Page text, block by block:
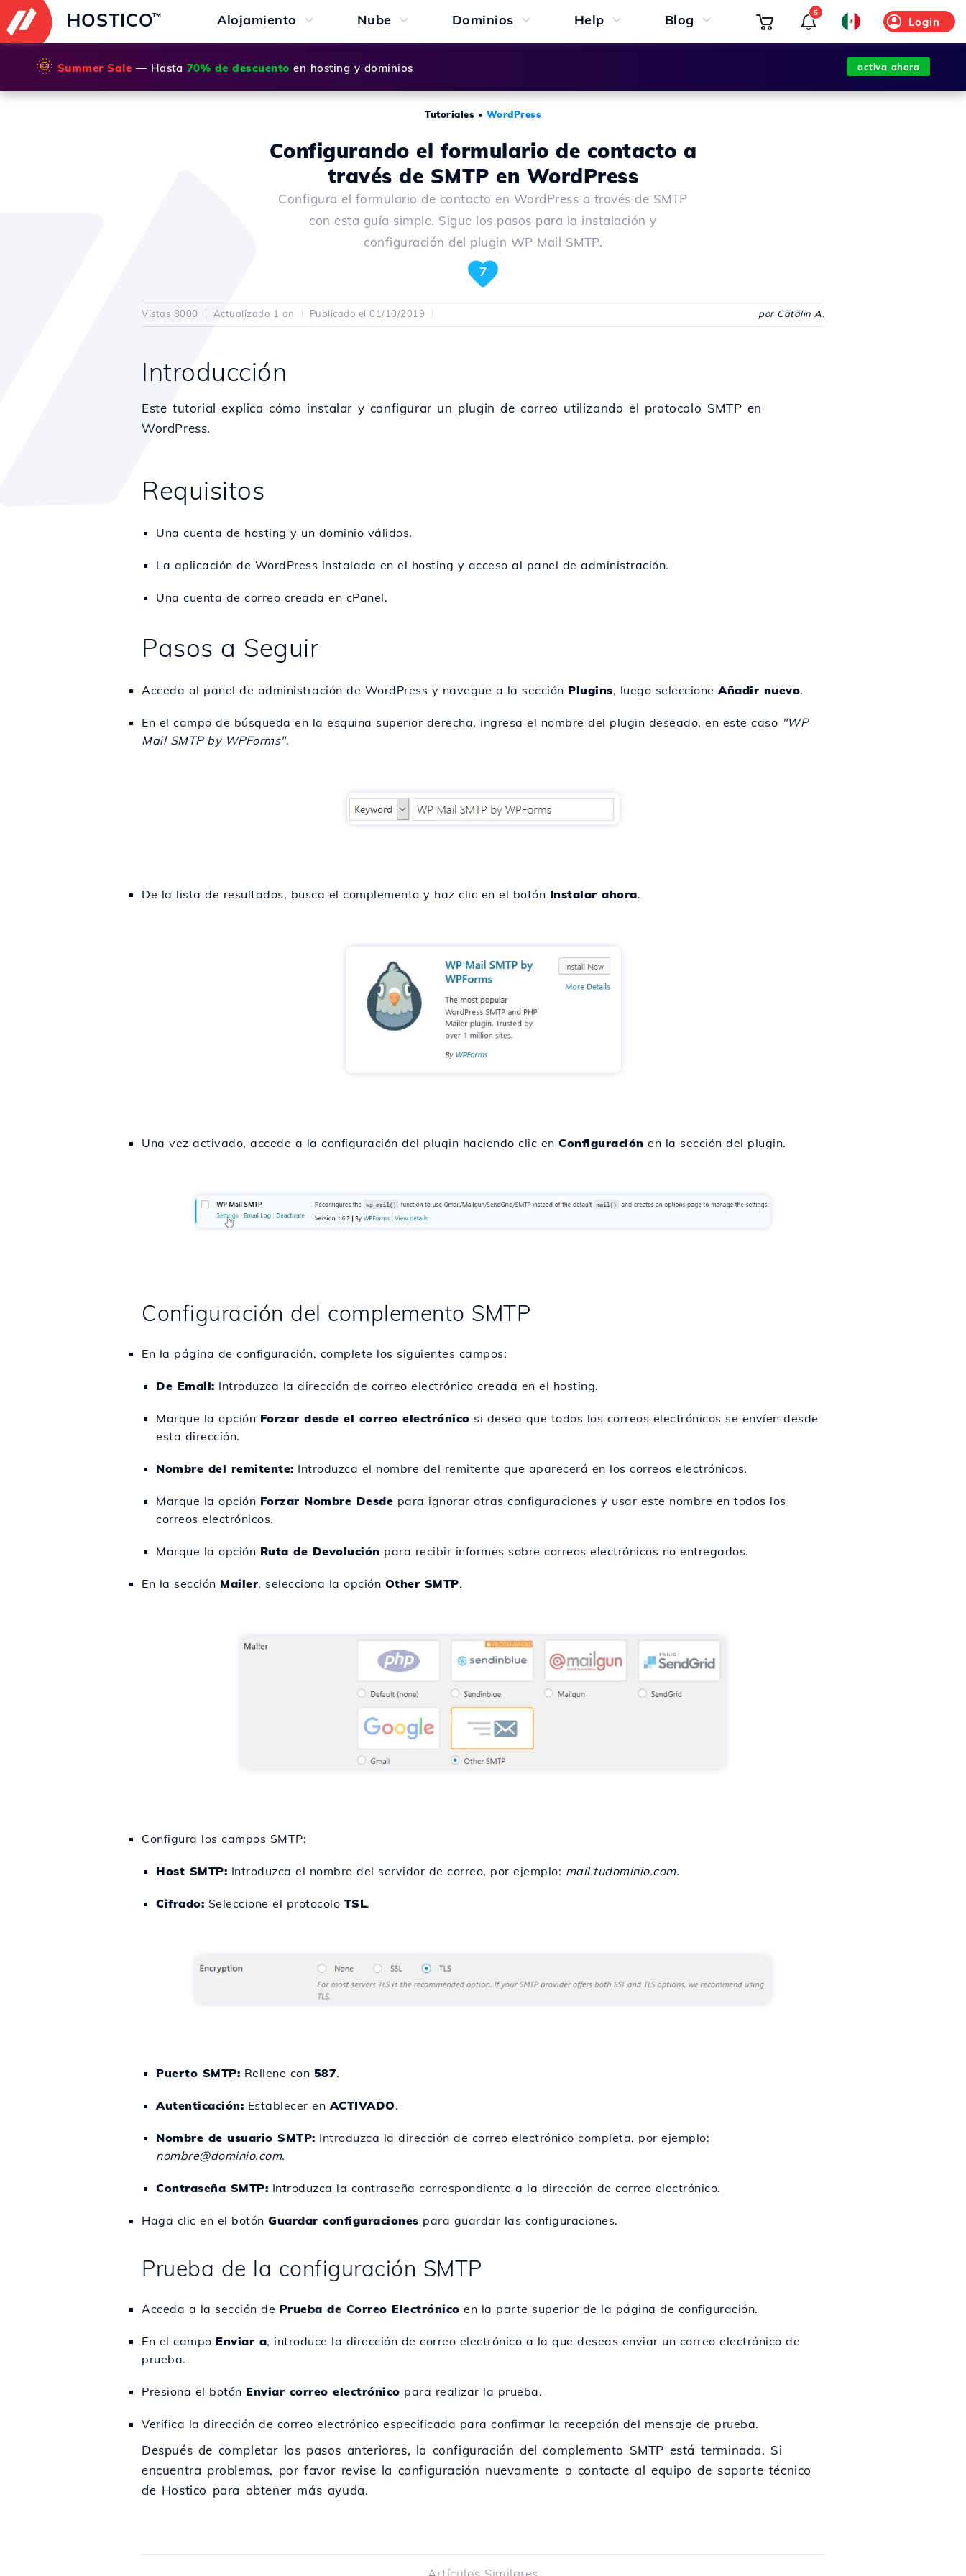
HOSTICO™ Alojamiento Nube Dominios Help Blog Login
5
🌞 Summer Sale — Hasta 70% de descuento en hosting y dominios activa ahora
Tutoriales • WordPress
Configurando el formulario de contacto a
través de SMTP en WordPress
Configura el formulario de contacto en WordPress a través de SMTP
con esta guía simple. Sigue los pasos para la instalación y
configuración del plugin WP Mail SMTP.
7
Vistas 8000 Actualizado 1 an Publicado el 01/10/2019 por Cătălin A.
Introducción
Este tutorial explica cómo instalar y configurar un plugin de correo utilizando el protocolo SMTP en
WordPress.
Requisitos
Una cuenta de hosting y un dominio válidos.
La aplicación de WordPress instalada en el hosting y acceso al panel de administración.
Una cuenta de correo creada en cPanel.
Pasos a Seguir
Acceda al panel de administración de WordPress y navegue a la sección Plugins, luego seleccioneAñadir nuevo.
En el campo de búsqueda en la esquina superior derecha, ingresa el nombre del plugin deseado, en este caso "WP
Mail SMTP by WPForms".
De la lista de resultados, busca el complemento y haz clic en el botón Instalar ahora.
Una vez activado, accede a la configuración del plugin haciendo clic en Configuración en la sección del plugin.
Configuración del complemento SMTP
En la página de configuración, complete los siguientes campos:
De Email: Introduzca la dirección de correo electrónico creada en el hosting.
Marque la opción Forzar desde el correo electrónico si desea que todos los correos electrónicos se envíen desde
esta dirección.
Nombre del remitente: Introduzca el nombre del remitente que aparecerá en los correos electrónicos.
Marque la opción Forzar Nombre Desde para ignorar otras configuraciones y usar este nombre en todos los
correos electrónicos.
Marque la opción Ruta de Devolución para recibir informes sobre correos electrónicos no entregados.
En la sección Mailer, selecciona la opción Other SMTP.
Configura los campos SMTP:
Host SMTP: Introduzca el nombre del servidor de correo, por ejemplo: mail.tudominio.com.
Cifrado: Seleccione el protocolo TSL.
Puerto SMTP: Rellene con 587.
Autenticación: Establecer enACTIVADO.
Nombre de usuario SMTP: Introduzca la dirección de correo electrónico completa, por ejemplo:
nombre@dominio.com.
Contraseña SMTP: Introduzca la contraseña correspondiente a la dirección de correo electrónico.
Haga clic en el botón Guardar configuraciones para guardar las configuraciones.
Prueba de la configuración SMTP
Acceda a la sección de Prueba de Correo Electrónico en la parte superior de la página de configuración.
En el campo Enviar a, introduce la dirección de correo electrónico a la que deseas enviar un correo electrónico de
prueba.
Presiona el botón Enviar correo electrónico para realizar la prueba.
Verifica la dirección de correo electrónico especificada para confirmar la recepción del mensaje de prueba.
Después de completar los pasos anteriores, la configuración del complemento SMTP está terminada. Si
encuentra problemas, por favor revise la configuración nuevamente o contacte al equipo de soporte técnico
de Hostico para obtener más ayuda.